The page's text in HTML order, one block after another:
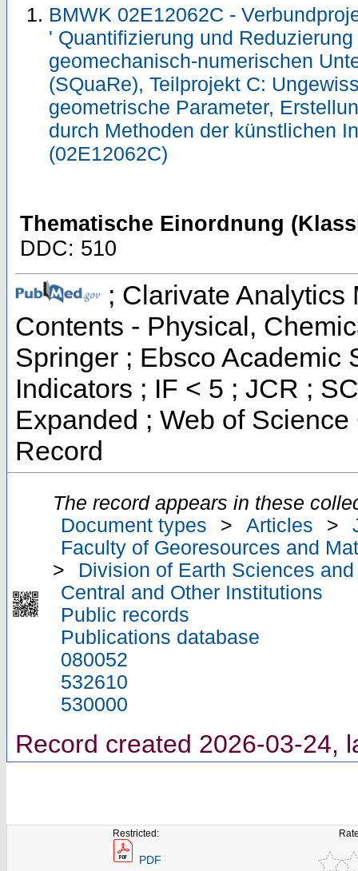
BMWK 02E12062C -
' Quantifizierung und
geomechanisch-numerischen
(SQuaRe), Teilprojekt C:
geometrische Parameter,
durch Methoden der künstlichen
(02E12062C)
Thematische Einordnung
DDC: 510
; Clarivate Analytics
Contents - Physical,
Springer ; Ebsco Academic
Indicators ; IF < 5 ; JCR ;
Expanded ; Web of
Record
The record appears in these
Document types
> Articles >
Faculty of Georesources and
>
Division of Earth Sciences
Central and Other Institutions
Public records
Publications database
080052
532610
530000
Record created 2026-03-24,
Restricted:
PDF